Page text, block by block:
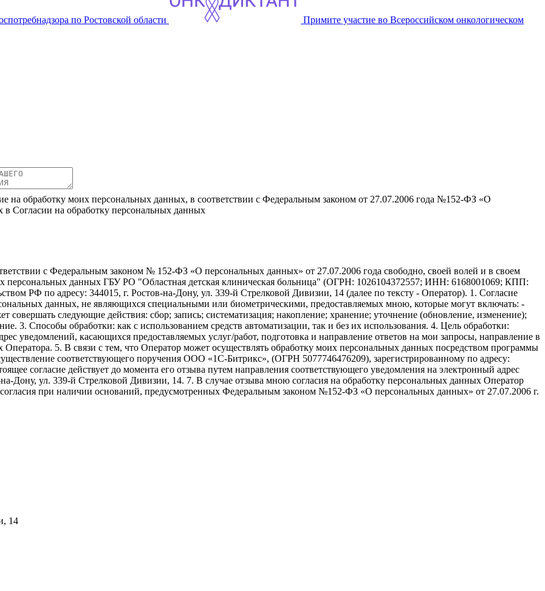
по Ростовской области Примите участие во Всероссийском онкологическом
на обработку моих персональных данных, в соответствии с Федеральным законом от 27.07.2006 года №152-ФЗ «О
Согласии на обработку персональных данных
с Федеральным законом № 152-ФЗ «О персональных данных» от 27.07.2006 года свободно, своей волей и в своем
персональных данных ГБУ РО "Областная детская клиническая больница" (ОГРН: 1026104372557; ИНН: 6168001069; КПП:
РФ по адресу: 344015, г. Ростов-на-Дону, ул. 339-й Стрелковой Дивизии, 14 (далее по тексту - Оператор). 1. Согласие
данных, не являющихся специальными или биометрическими, предоставляемых мною, которые могут включать: -
следующие действия: сбор; запись; систематизация; накопление; хранение; уточнение (обновление, изменение);
3. Способы обработки: как с использованием средств автоматизации, так и без их использования. 4. Цель обработки:
уведомлений, касающихся предоставляемых услуг/работ, подготовка и направление ответов на мои запросы, направление в
5. В связи с тем, что Оператор может осуществлять обработку моих персональных данных посредством программы
соответствующего поручения ООО «1С-Битрикс», (ОГРН 5077746476209), зарегистрированному по адресу:
согласие действует до момента его отзыва путем направления соответствующего уведомления на электронный адрес
Дону, ул. 339-й Стрелковой Дивизии, 14. 7. В случае отзыва мною согласия на обработку персональных данных Оператор
при наличии оснований, предусмотренных Федеральным законом №152-ФЗ «О персональных данных» от 27.07.2006 г.
14